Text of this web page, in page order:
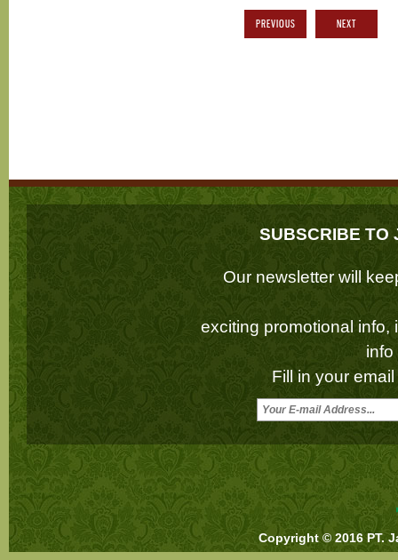
PREVIOUS NEXT
SUBSCRIBE TO
Our newsletter will
exciting promotional info,
info
Fill in your
Copyright © 2016 PT.